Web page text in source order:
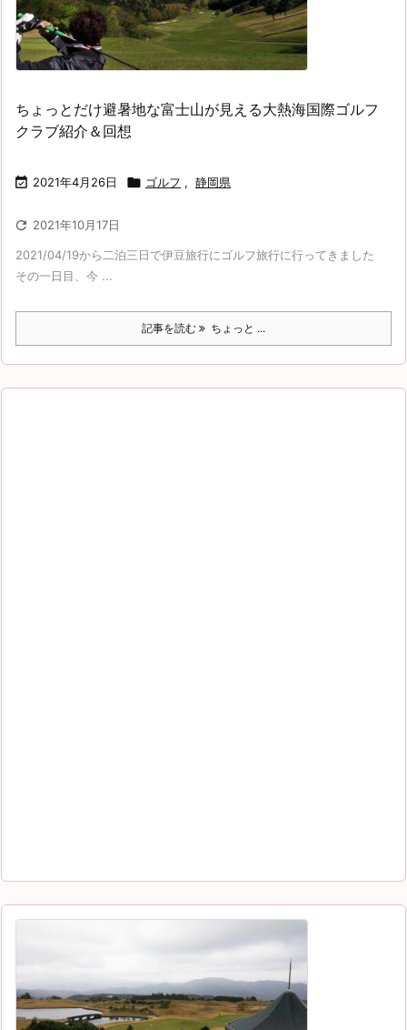
ちょっとだけ避暑地な富士山が見える大熱海国際ゴルフ
クラブ紹介＆回想
 2021年4月26日  ゴルフ , 静岡県
 2021年10月17日
2021/04/19から二泊三日で伊豆旅行にゴルフ旅行に行ってきました
その一日目、今 ...
記事を読む ちょっと ...